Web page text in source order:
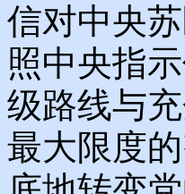
信对中央
照中央指
级路线与
最大限度